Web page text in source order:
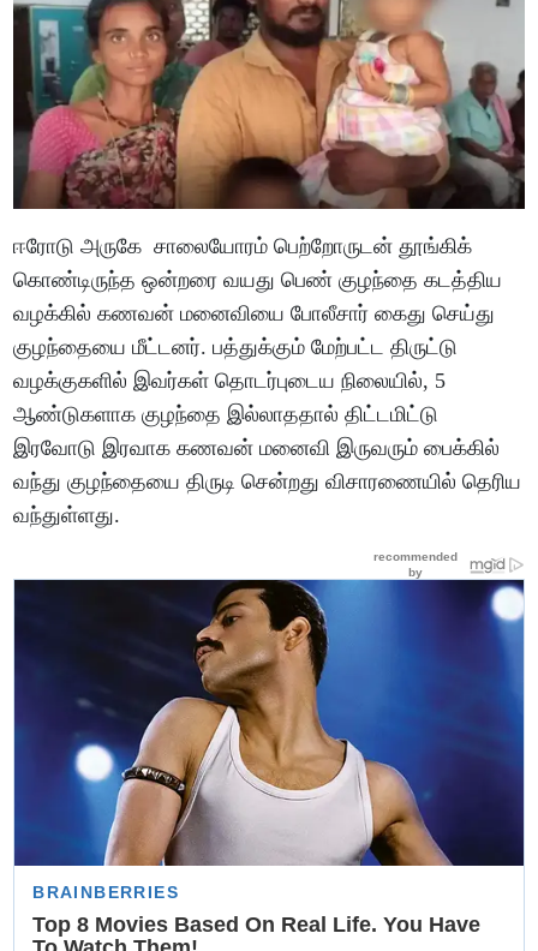
ஈரோடு அருகே சாலையோரம் பெற்றோருடன் தூங்கிக்
கொண்டிருந்த ஒன்றரை வயது பெண் குழந்தை கடத்திய
வழக்கில் கணவன் மனைவியை போலீசார் கைது செய்து
குழந்தையை மீட்டனர். பத்துக்கும் மேற்பட்ட திருட்டு
வழக்குகளில் இவர்கள் தொடர்புடைய நிலையில், 5
ஆண்டுகளாக குழந்தை இல்லாததால் திட்டமிட்டு
இரவோடு இரவாக கணவன் மனைவி இருவரும் பைக்கில்
வந்து குழந்தையை திருடி சென்றது விசாரணையில் தெரிய
வந்துள்ளது.